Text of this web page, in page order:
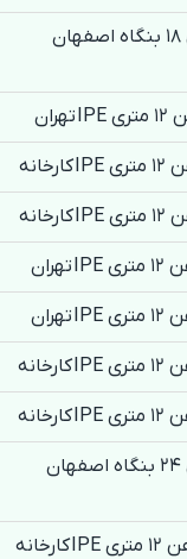
تیرآهن ذوب آهن 18 بنگاه اصفهان
تیرآهن ذوب آهن 24 بنگاه اصفهان